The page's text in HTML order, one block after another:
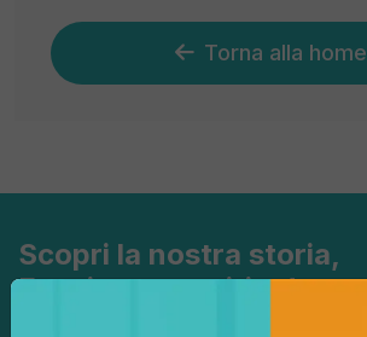
Torna alla home
Scopri la nostra storia,
Facciamo aperitivo!